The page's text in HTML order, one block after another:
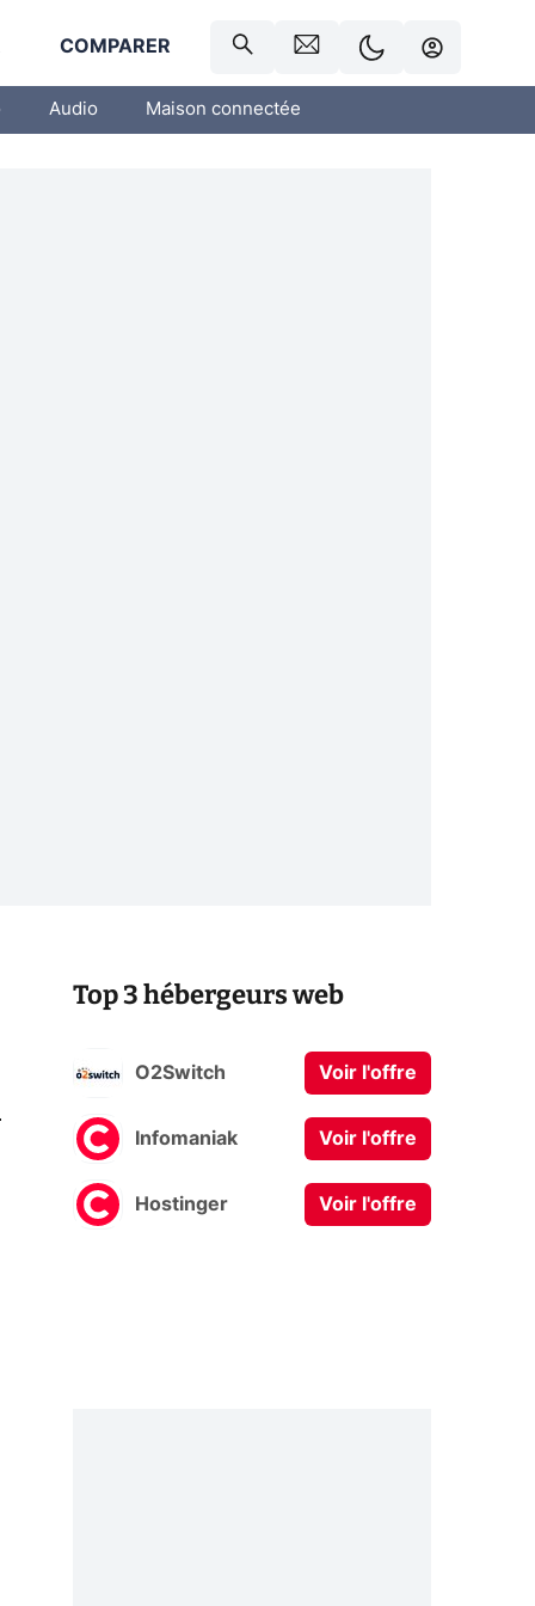
COMPARER
Audio Maison connectée
Top 3 hébergeurs web
O2Switch Voir l'offre
Infomaniak Voir l'offre
Hostinger Voir l'offre